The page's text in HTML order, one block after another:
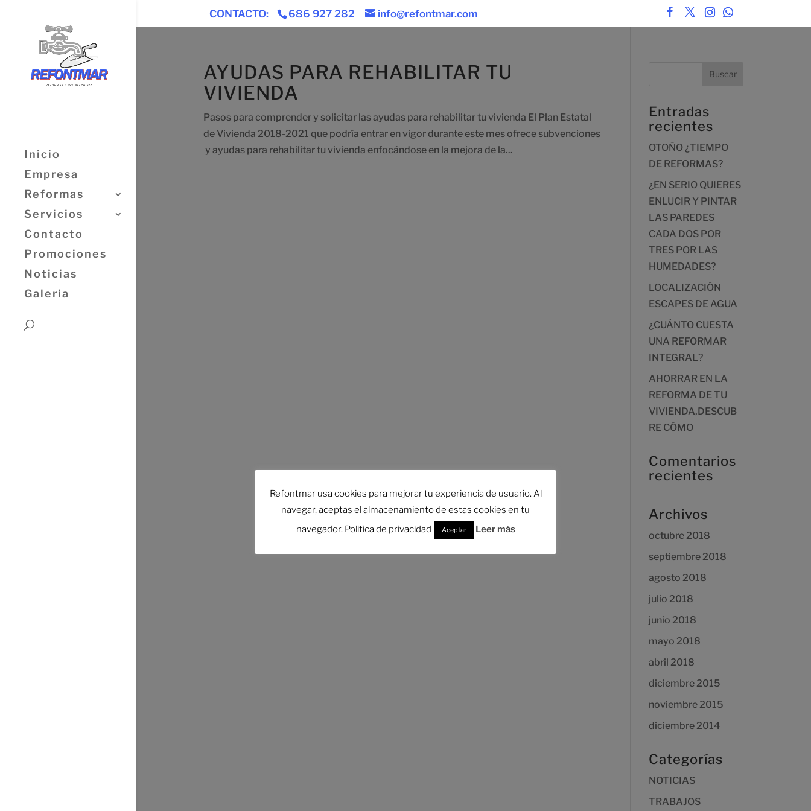
CONTACTO: 686 927 282 info@refontmar.com
Inicio
Empresa
Reformas
Servicios
Contacto
Promociones
Noticias
Galeria
AYUDAS PARA REHABILITAR TU
VIVIENDA
Pasos para comprender y solicitar las ayudas para rehabilitar tu vivienda El Plan Estatal
de Vivienda 2018-2021 que podría entrar en vigor durante este mes ofrece subvenciones
y ayudas para rehabilitar tu vivienda enfocándose en la mejora de la...
Entradas
recientes
OTOÑO ¿TIEMPO
DE REFORMAS?
¿EN SERIO QUIERES
ENLUCIR Y PINTAR
LAS PAREDES
CADA DOS POR
TRES POR LAS
HUMEDADES?
LOCALIZACIÓN
ESCAPES DE AGUA
¿CUÁNTO CUESTA
UNA REFORMAR
INTEGRAL?
AHORRAR EN LA
REFORMA DE TU
VIVIENDA,DESCUB
RE CÓMO
Comentarios
recientes
Archivos
octubre 2018
septiembre 2018
agosto 2018
julio 2018
junio 2018
mayo 2018
abril 2018
diciembre 2015
noviembre 2015
diciembre 2014
Categorías
NOTICIAS
TRABAJOS
Refontmar usa cookies para mejorar tu experiencia de usuario. Al
navegar, aceptas el almacenamiento de estas cookies en tu
navegador. Politica de privacidad
Aceptar Leer más